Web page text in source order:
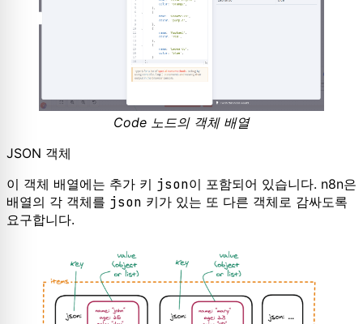
Code 노드의 객체 배열
JSON 객체
이 객체 배열에는 추가 키 json이 포함되어 있습니다. n8n은
배열의 각 객체를 json 키가 있는 또 다른 객체로 감싸도록
요구합니다.